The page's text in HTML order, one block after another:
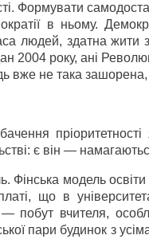
Формувати
в ньому.
людей, здатна жити
року, ані
вже не така
пріоритетності
є він —
Фінська модель
що в
вчителя,
пари будинок з